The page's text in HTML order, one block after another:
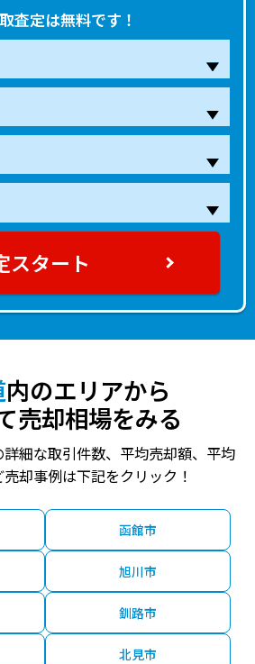
査定は無料です！
スタート
内のエリアから
売却相場をみる
細な取引件数、平均売却額、平均
却事例は下記をクリック！
函館市
旭川市
釧路市
北見市